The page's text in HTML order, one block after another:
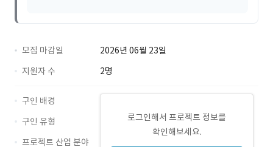
모집 마감일
2026년 06월 23일
지원자 수
2명
로그인해서 프로젝트 정보를
확인해보세요.
구인 배경
구인 유형
프로젝트 산업 분야